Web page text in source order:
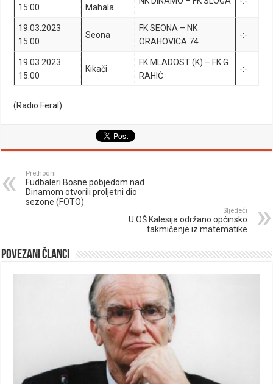
15:00 Mahala
19.03.2023
15:00
Seona
FK SEONA – NK
ORAHOVICA 74
-:-
19.03.2023
15:00
Kikači
FK MLADOST (K) – FK G.
RAHIĆ
-:-
(Radio Feral)
Prethodni
Fudbaleri Bosne pobjedom nad
Dinamom otvorili proljetni dio
sezone (FOTO)
Sljedeći
U OŠ Kalesija održano općinsko
takmičenje iz matematike
Povezani članci